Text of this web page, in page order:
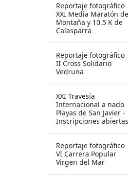
Reportaje fotográfico
XXI Media Maratón de
Montaña y 10.5 K de
Calasparra
Reportaje fotográfico
II Cross Solidario
Vedruna
XXI Travesía
Internacional a nado
Playas de San Javier -
Inscripciones abiertas
Reportaje fotográfico
VI Carrera Popular
Virgen del Mar